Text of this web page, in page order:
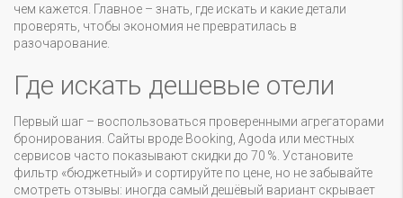
чем кажется. Главное – знать, где искать и какие детали
проверять, чтобы экономия не превратилась в
разочарование.
Где искать дешевые отели
Первый шаг – воспользоваться проверенными агрегаторами
бронирования. Сайты вроде Booking, Agoda или местных
сервисов часто показывают скидки до 70 %. Установите
фильтр «бюджетный» и сортируйте по цене, но не забывайте
смотреть отзывы: иногда самый дешёвый вариант скрывает